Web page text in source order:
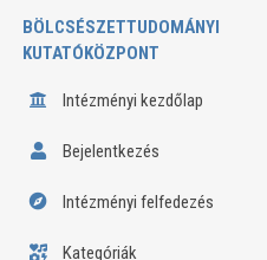
BÖLCSÉSZETTUDOMÁNYI
KUTATÓKÖZPONT
Intézményi kezdőlap
Bejelentkezés
Intézményi felfedezés
Kategóriák